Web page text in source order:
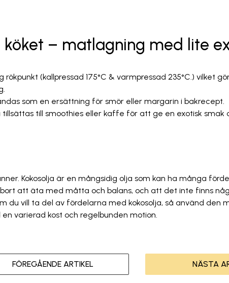
köket – matlagning med lite
rökpunkt (kallpressad 175°C & varmpressad 235°C.) vilket
som en ersättning för smör eller margarin i bakrecept.
tillsättas till smoothies eller kaffe för att ge en exotisk smak
Kokosolja är en mångsidig olja som kan ha många
att äta med måtta och balans, och att det inte finns
du vill ta del av fördelarna med kokosolja, så använd den
varierad kost och regelbunden motion.
FÖREGÅENDE ARTIKEL NÄSTA